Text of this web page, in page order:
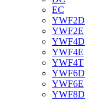
EC
YWF2D
YWF2E
YWF4D
YWF4E
YWF4T
YWF6D
YWF6E
YWF8D